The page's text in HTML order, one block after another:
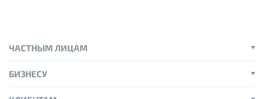
ЧАСТНЫМ ЛИЦАМ
БИЗНЕСУ